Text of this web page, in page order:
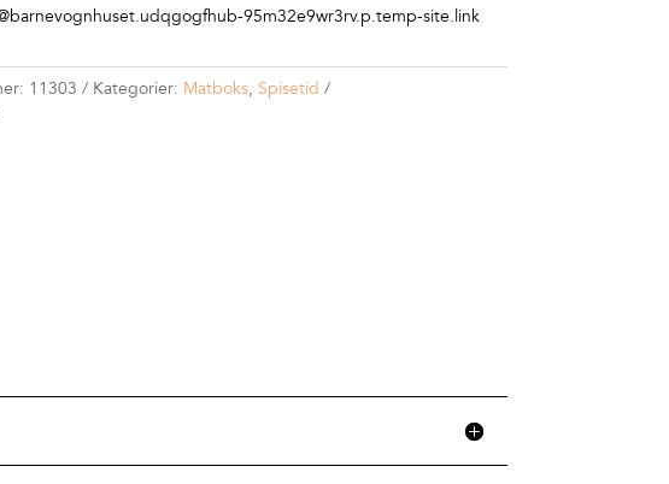
95m32e9wr3rv.p.temp-site.link
11303 Kategorier: Matboks, Spisetid